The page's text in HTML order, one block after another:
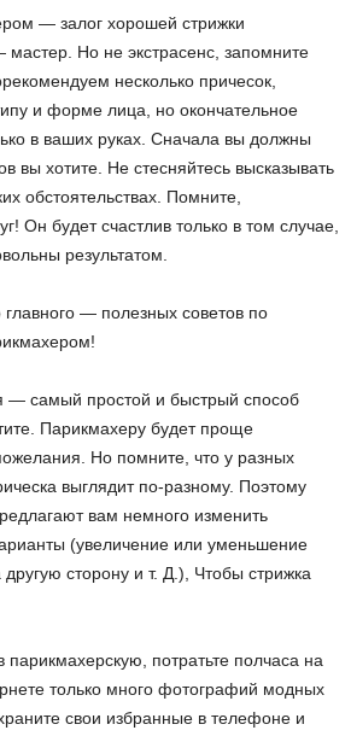
— залог хорошей стрижки
Но не экстрасенс, запомните
несколько причесок,
и форме лица, но окончательное
в ваших руках. Сначала вы должны
вы хотите. Не стесняйтесь высказывать
обстоятельствах. Помните,
Он будет счастлив только в том случае,
результатом.
— полезных советов по
— самый простой и быстрый способ
Парикмахеру будет проще
Но помните, что у разных
выглядит по-разному. Поэтому
вам немного изменить
(увеличение или уменьшение
сторону и т. Д.), Чтобы стрижка
парикмахерскую, потратьте полчаса на
только много фотографий модных
свои избранные в телефоне и